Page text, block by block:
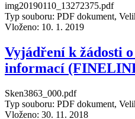
img20190110_13272375.pdf
Typ souboru: PDF dokument,
Vloženo: 10. 1. 2019
Vyjádření k žádosti
informací
Sken3863_000.pdf
Typ souboru: PDF dokument,
Vloženo: 30. 11. 2018